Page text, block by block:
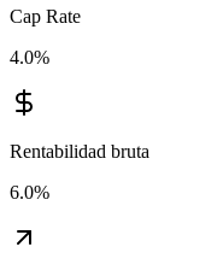
Cap Rate
4.0%
Rentabilidad bruta
6.0%